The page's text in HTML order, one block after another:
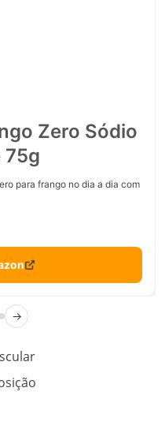
Zero Sódio
75g
para frango no dia a dia com
→